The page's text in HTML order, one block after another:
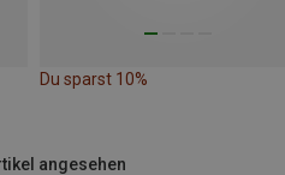
Du sparst 10%
angesehen